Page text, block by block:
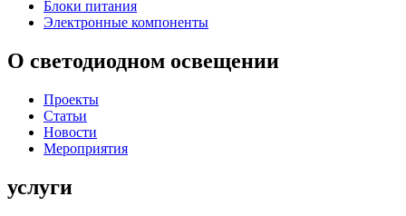
Блоки питания
Электронные компоненты
О светодиодном освещении
Проекты
Статьи
Новости
Мероприятия
услуги